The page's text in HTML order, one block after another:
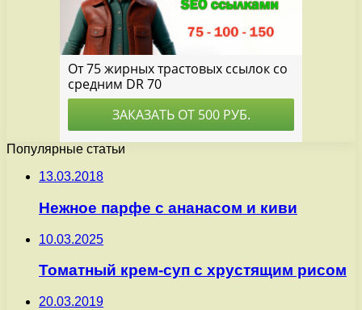
Популярные статьи
13.03.2018
Нежное парфе с ананасом и киви
10.03.2025
Томатный крем-суп с хрустящим рисом
20.03.2019